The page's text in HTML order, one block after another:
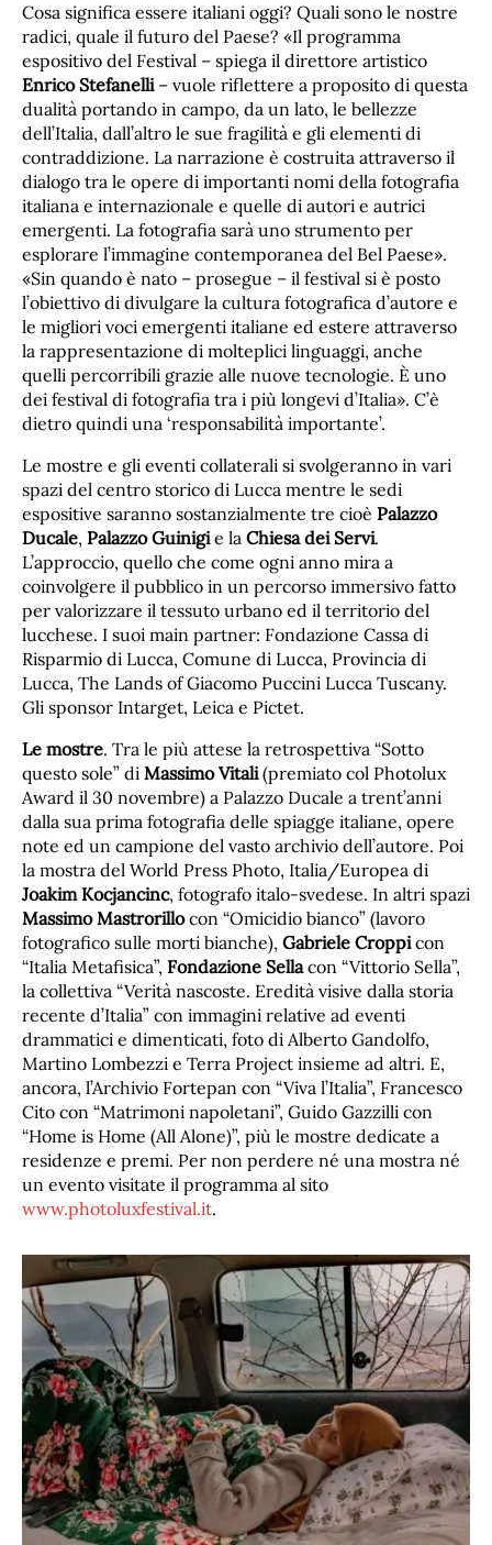
Cosa significa essere italiani oggi? Quali sono le nostre
radici, quale il futuro del Paese? «Il programma
espositivo del Festival – spiega il direttore artistico
Enrico Stefanelli– vuole riflettere a proposito di questa
dualità portando in campo, da un lato, le bellezze
dell’Italia, dall’altro le sue fragilità e gli elementi di
contraddizione. La narrazione è costruita attraverso il
dialogo tra le opere di importanti nomi della fotografia
italiana e internazionale e quelle di autori e autrici
emergenti. La fotografia sarà uno strumento per
esplorare l’immagine contemporanea del Bel Paese».
«Sin quando è nato – prosegue – il festival si è posto
l’obiettivo di divulgare la cultura fotografica d’autore e
le migliori voci emergenti italiane ed estere attraverso
la rappresentazione di molteplici linguaggi, anche
quelli percorribili grazie alle nuove tecnologie. È uno
dei festival di fotografia tra i più longevi d’Italia». C’è
dietro quindi una ‘responsabilità importante’.
Le mostre e gli eventi collaterali si svolgeranno in vari
spazi del centro storico di Lucca mentre le sedi
espositive saranno sostanzialmente tre cioè Palazzo
Ducale, Palazzo Guinigie la Chiesa dei Servi.
L’approccio, quello che come ogni anno mira a
coinvolgere il pubblico in un percorso immersivo fatto
per valorizzare il tessuto urbano ed il territorio del
lucchese. I suoi main partner: Fondazione Cassa di
Risparmio di Lucca, Comune di Lucca, Provincia di
Lucca, The Lands of Giacomo Puccini Lucca Tuscany.
Gli sponsor Intarget, Leica e Pictet.
Le mostre. Tra le più attese la retrospettiva “Sotto
questo sole” di Massimo Vitali(premiato col Photolux
Award il 30 novembre) a Palazzo Ducale a trent’anni
dalla sua prima fotografia delle spiagge italiane, opere
note ed un campione del vasto archivio dell’autore. Poi
la mostra del World Press Photo, Italia/Europea di
Joakim Kocjancinc, fotografo italo-svedese. In altri spazi
Massimo Mastrorillocon “Omicidio bianco” (lavoro
fotografico sulle morti bianche), Gabriele Croppicon
“Italia Metafisica”, Fondazione Sellacon “Vittorio Sella”,
la collettiva “Verità nascoste. Eredità visive dalla storia
recente d’Italia” con immagini relative ad eventi
drammatici e dimenticati, foto di Alberto Gandolfo,
Martino Lombezzi e Terra Project insieme ad altri. E,
ancora, l’Archivio Fortepan con “Viva l’Italia”, Francesco
Cito con “Matrimoni napoletani”, Guido Gazzilli con
“Home is Home (All Alone)”, più le mostre dedicate a
residenze e premi. Per non perdere né una mostra né
un evento visitate il programma al sito
www.photoluxfestival.it.